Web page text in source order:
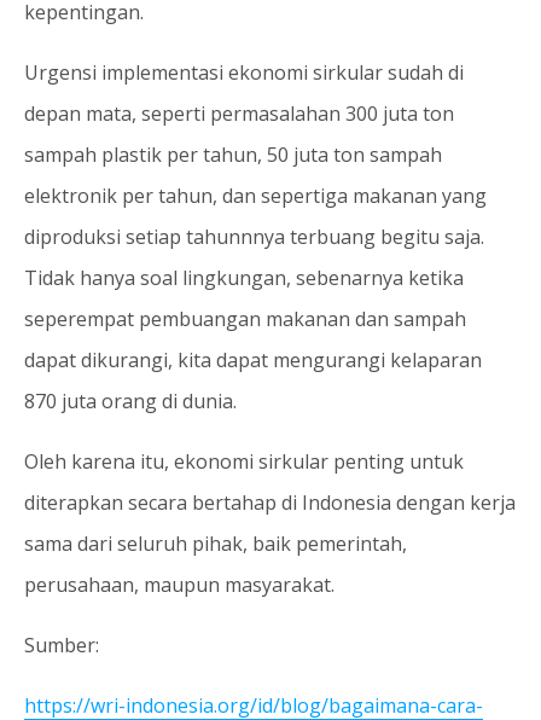
kepentingan.
Urgensi implementasi ekonomi sirkular sudah di
depan mata, seperti permasalahan 300 juta ton
sampah plastik per tahun, 50 juta ton sampah
elektronik per tahun, dan sepertiga makanan yang
diproduksi setiap tahunnnya terbuang begitu saja.
Tidak hanya soal lingkungan, sebenarnya ketika
seperempat pembuangan makanan dan sampah
dapat dikurangi, kita dapat mengurangi kelaparan
870 juta orang di dunia.
Oleh karena itu, ekonomi sirkular penting untuk
diterapkan secara bertahap di Indonesia dengan kerja
sama dari seluruh pihak, baik pemerintah,
perusahaan, maupun masyarakat.
Sumber:
https://wri-indonesia.org/id/blog/bagaimana-cara-